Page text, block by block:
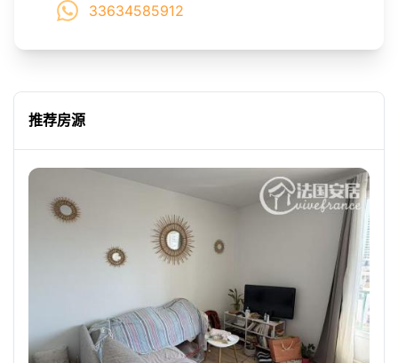
33634585912
推荐房源